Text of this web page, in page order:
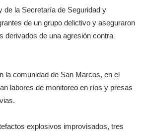
de la Secretaría de Seguridad y
de un grupo delictivo y aseguraron
derivados de una agresión contra
la comunidad de San Marcos, en el
labores de monitoreo en ríos y presas
explosivos improvisados, tres